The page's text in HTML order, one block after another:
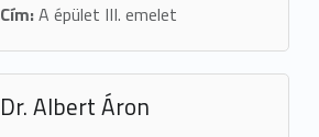
Cím:A épület III. emelet
Dr. Albert Áron